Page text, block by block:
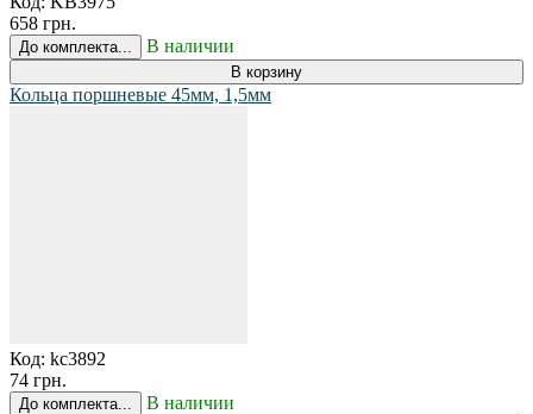
658 грн.
До комплекта... В наличии
В корзину
Кольца поршневые 45мм, 1,5мм
Код: kc3892
74 грн.
До комплекта... В наличии